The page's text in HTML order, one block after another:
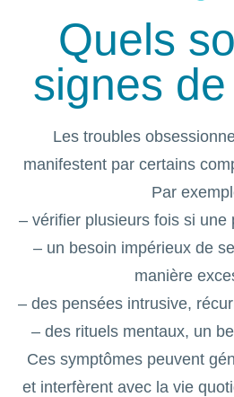
Quels
signes
Les troubles
manifestent par certains
Par
– vérifier plusieurs fois si une
– un besoin impérieux de
manière
– des pensées intrusive,
– des rituels mentaux, un
Ces symptômes peuvent
et interfèrent avec la vie